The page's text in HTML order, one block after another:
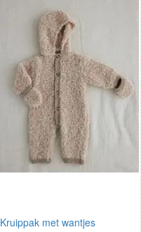
Kruippak met wantjes